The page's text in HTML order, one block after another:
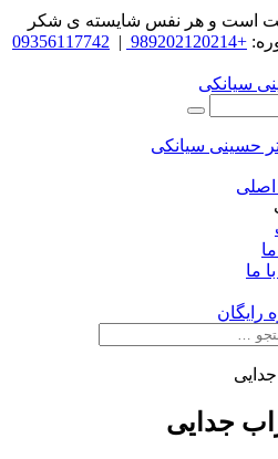
است و هر نفس شایسته­ ی شکر
+989202120214
|
09356117742
ما
رایگان
جدایی